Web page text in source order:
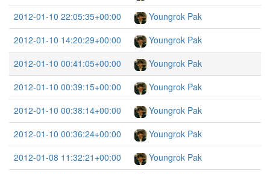
2012-01-10 22:05:35+00:00
Youngrok Pak
2012-01-10 14:20:29+00:00
Youngrok Pak
2012-01-10 00:41:05+00:00
Youngrok Pak
2012-01-10 00:39:15+00:00
Youngrok Pak
2012-01-10 00:38:14+00:00
Youngrok Pak
2012-01-10 00:36:24+00:00
Youngrok Pak
2012-01-08 11:32:21+00:00
Youngrok Pak